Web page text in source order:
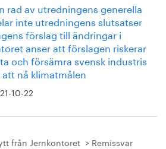
rad av utredningens generella
inte utredningens slutsatser
förslag till ändringar i
anser att förslagen riskerar
och försämra svensk industris
nå klimatmålen
10-22
från Jernkontoret Remissvar